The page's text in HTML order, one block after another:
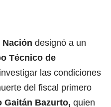
Nación designó a un
Técnico de
las condiciones
del fiscal primero
Gaitán Bazurto, quien